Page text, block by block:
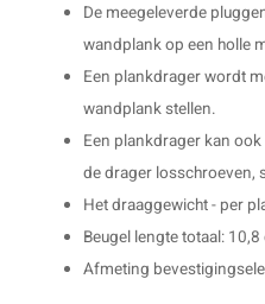
De meegeleverde
wandplank op een holle
Een plankdrager wordt
wandplank stellen.
Een plankdrager kan
de drager losschroeven,
Het draaggewicht - per
Beugel lengte totaal:
Afmeting